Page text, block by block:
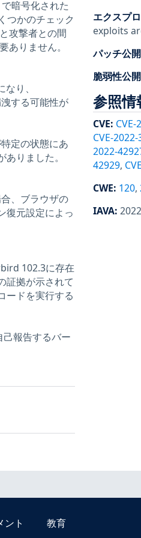
暗号化された
つかのチェック
攻撃者との間
りません。
り、
する可能性が
定の状態にあ
りました。
、ブラウザの
復元設定によっ
102.3に存在
証拠が示されて
ードを実行する
報告するバー
エクスプ
exploits
パッチ公
脆弱性公
参照情
CVE:
CVE-
2022-
42929,
CWE: 120,
IAVA:
ント 教育